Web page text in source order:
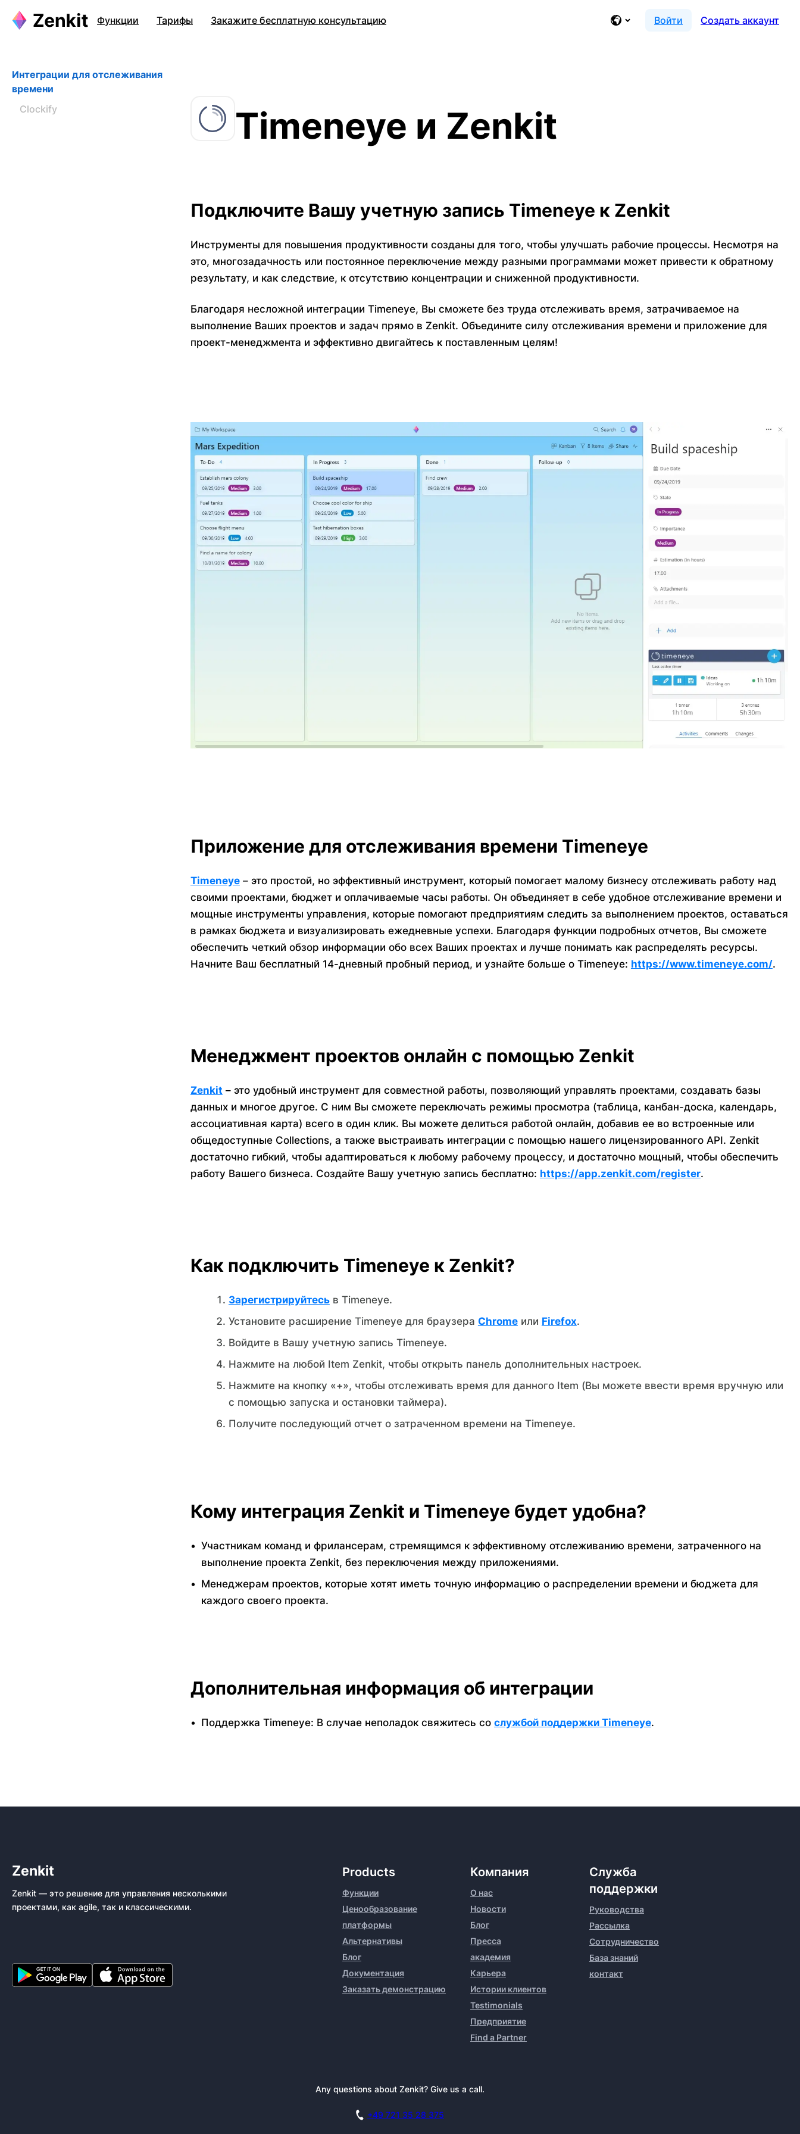
Функции Тарифы Закажите бесплатную консультацию Войти Создать аккаунт
Интеграции для отслеживания
времени
Clockify
Timeneye и Zenkit
Подключите Вашу учетную запись Timeneye к Zenkit
Инструменты для повышения продуктивности созданы для того, чтобы улучшать рабочие процессы. Несмотря на
это, многозадачность или постоянное переключение между разными программами может привести к обратному
результату, и как следствие, к отсутствию концентрации и сниженной продуктивности.
Благодаря несложной интеграции Timeneye, Вы сможете без труда отслеживать время, затрачиваемое на
выполнение Ваших проектов и задач прямо в Zenkit. Объедините силу отслеживания времени и приложение для
проект-менеджмента и эффективно двигайтесь к поставленным целям!
Приложение для отслеживания времени Timeneye
Timeneye– это простой, но эффективный инструмент, который помогает малому бизнесу отслеживать работу над
своими проектами, бюджет и оплачиваемые часы работы. Он объединяет в себе удобное отслеживание времени и
мощные инструменты управления, которые помогают предприятиям следить за выполнением проектов, оставаться
в рамках бюджета и визуализировать ежедневные успехи. Благодаря функции подробных отчетов, Вы сможете
обеспечить четкий обзор информации обо всех Ваших проектах и лучше понимать как распределять ресурсы.
Начните Ваш бесплатный 14-дневный пробный период, и узнайте больше о Timeneye: https://www.timeneye.com/.
Менеджмент проектов онлайн с помощью Zenkit
Zenkit – это удобный инструмент для совместной работы, позволяющий управлять проектами, создавать базы
данных и многое другое. С ним Вы сможете переключать режимы просмотра (таблица, канбан-доска, календарь,
ассоциативная карта) всего в один клик. Вы можете делиться работой онлайн, добавив ее во встроенные или
общедоступные Collections, а также выстраивать интеграции с помощью нашего лицензированного API. Zenkit
достаточно гибкий, чтобы адаптироваться к любому рабочему процессу, и достаточно мощный, чтобы обеспечить
работу Вашего бизнеса. Создайте Вашу учетную запись бесплатно: https://app.zenkit.com/register.
Как подключить Timeneye к Zenkit?
Зарегистрируйтесьв Timeneye.
Установите расширение Timeneye для браузера Chromeили Firefox.
Войдите в Вашу учетную запись Timeneye.
Нажмите на любой Item Zenkit, чтобы открыть панель дополнительных настроек.
Нажмите на кнопку «+», чтобы отслеживать время для данного Item (Вы можете ввести время вручную или
с помощью запуска и остановки таймера).
Получите последующий отчет о затраченном времени на Timeneye.
Кому интеграция Zenkit и Timeneye будет удобна?
Участникам команд и фрилансерам, стремящимся к эффективному отслеживанию времени, затраченного на
выполнение проекта Zenkit, без переключения между приложениями.
Менеджерам проектов, которые хотят иметь точную информацию о распределении времени и бюджета для
каждого своего проекта.
Дополнительная информация об интеграции
Поддержка Timeneye: В случае неполадок свяжитесь со службой поддержки Timeneye.
Zenkit
Zenkit — это решение для управления несколькими
проектами, как agile, так и классическими.
Products
Функции
Ценообразование
платформы
Альтернативы
Блог
Документация
Заказать демонстрацию
Компания
О нас
Новости
Блог
Пресса
академия
Карьера
Истории клиентов
Testimonials
Предприятие
Find a Partner
Служба
поддержки
Руководства
Рассылка
Сотрудничество
База знаний
контакт
Any questions about Zenkit? Give us a call.
+49 721 35 28 375